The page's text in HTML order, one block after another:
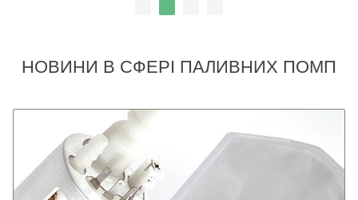
НОВИНИ В СФЕРІ ПАЛИВНИХ ПОМП